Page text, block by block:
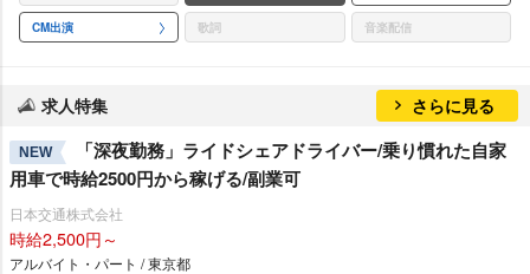
CM出演 歌詞 音楽配信
求人特集 さらに見る
NEW
「深夜勤務」ライドシェアドライバー/乗り慣れた自家
用車で時給2500円から稼げる/副業可
日本交通株式会社
時給2,500円～
アルバイト・パート / 東京都